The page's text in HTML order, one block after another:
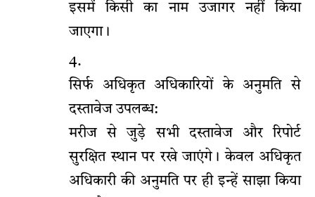
इसमें किसी का नाम उजागर नहीं किया
जाएगा।
सिर्फ अधिकृत अधिकारियों के अनुमति से
दस्तावेज उपलब्ध:
मरीज से जुड़े सभी दस्तावेज और रिपोर्ट
सुरक्षित स्थान पर रखे जाएंगे। केवल अधिकृत
अधिकारी की अनुमति पर ही इन्हें साझा किया